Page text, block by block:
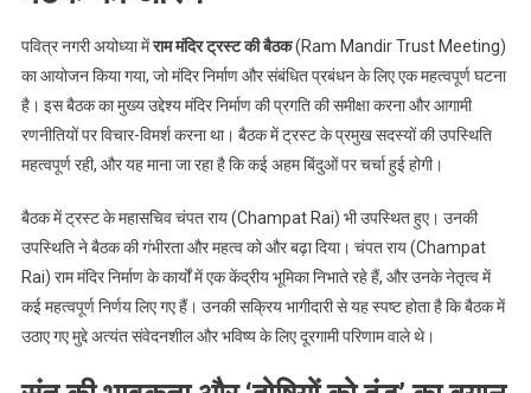
पवित्र नगरी अयोध्या मेंराम मंदिर ट्रस्ट की बैठक(Ram Mandir Trust Meeting)
का आयोजन किया गया, जो मंदिर निर्माण और संबंधित प्रबंधन के लिए एक महत्वपूर्ण घटना
है। इस बैठक का मुख्य उद्देश्य मंदिर निर्माण की प्रगति की समीक्षा करना और आगामी
रणनीतियों पर विचार-विमर्श करना था। बैठक में ट्रस्ट के प्रमुख सदस्यों की उपस्थिति
महत्वपूर्ण रही, और यह माना जा रहा है कि कई अहम बिंदुओं पर चर्चा हुई होगी।
बैठक में ट्रस्ट के महासचिव चंपत राय (Champat Rai) भी उपस्थित हुए। उनकी
उपस्थिति ने बैठक की गंभीरता और महत्व को और बढ़ा दिया। चंपत राय (Champat
Rai) राम मंदिर निर्माण के कार्यों में एक केंद्रीय भूमिका निभाते रहे हैं, और उनके नेतृत्व में
कई महत्वपूर्ण निर्णय लिए गए हैं। उनकी सक्रिय भागीदारी से यह स्पष्ट होता है कि बैठक में
उठाए गए मुद्दे अत्यंत संवेदनशील और भविष्य के लिए दूरगामी परिणाम वाले थे।